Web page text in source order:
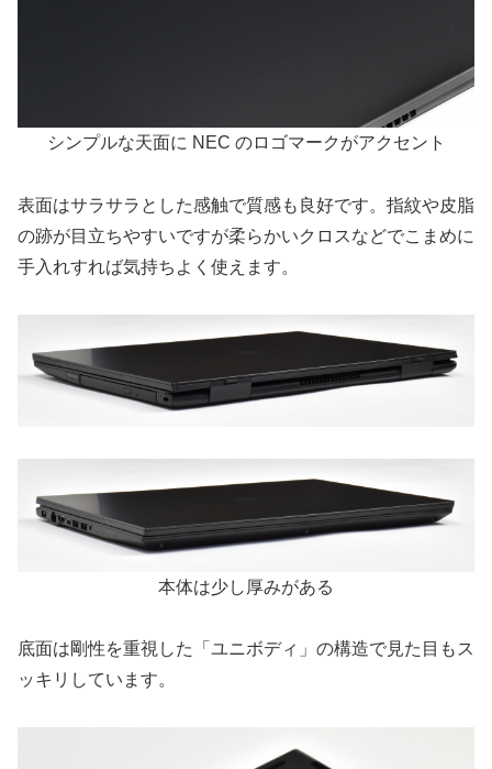
シンプルな天面に NEC のロゴマークがアクセント
表面はサラサラとした感触で質感も良好です。指紋や皮脂
の跡が目立ちやすいですが柔らかいクロスなどでこまめに
手入れすれば気持ちよく使えます。
本体は少し厚みがある
底面は剛性を重視した「ユニボディ」の構造で見た目もス
ッキリしています。